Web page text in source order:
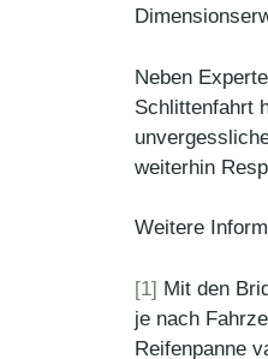
Neben
Schlittenfahrt
weiterhin
Weitere
[1] Mit den
je nach
Reifenpanne